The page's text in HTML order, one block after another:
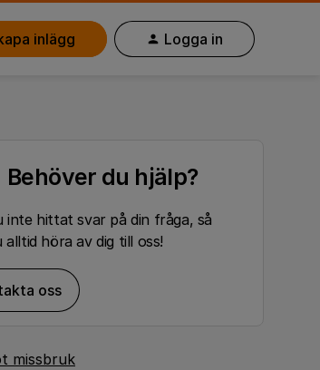
inlägg Logga in
Behöver du hjälp?
inte hittat svar på din fråga, så
alltid höra av dig till oss!
oss
missbruk